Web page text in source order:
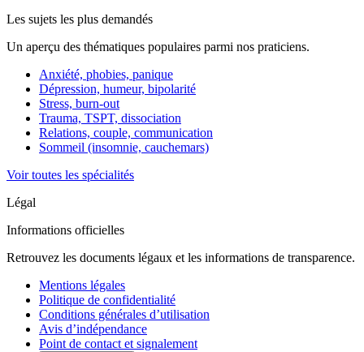
Les sujets les plus demandés
Un aperçu des thématiques populaires parmi nos praticiens.
Anxiété, phobies, panique
Dépression, humeur, bipolarité
Stress, burn-out
Trauma, TSPT, dissociation
Relations, couple, communication
Sommeil (insomnie, cauchemars)
Voir toutes les spécialités
Légal
Informations officielles
Retrouvez les documents légaux et les informations de transparence.
Mentions légales
Politique de confidentialité
Conditions générales d’utilisation
Avis d’indépendance
Point de contact et signalement